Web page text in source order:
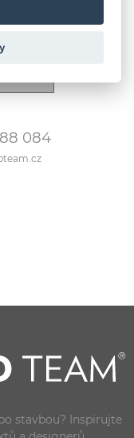
podle GDPR
084
stavbou? Inspirujte